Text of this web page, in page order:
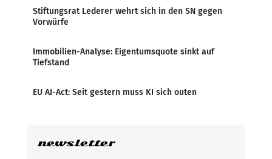
Stiftungsrat Lederer wehrt sich in den SN gegen
Vorwürfe
Immobilien-Analyse: Eigentumsquote sinkt auf
Tiefstand
EU AI-Act: Seit gestern muss KI sich outen
newsletter